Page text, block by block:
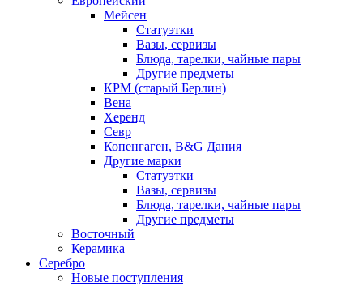
Мейсен
Статуэтки
Вазы, сервизы
Блюда, тарелки, чайные пары
Другие предметы
КРМ (старый Берлин)
Вена
Херенд
Севр
Копенгаген, B&G Дания
Другие марки
Статуэтки
Вазы, сервизы
Блюда, тарелки, чайные пары
Другие предметы
Восточный
Керамика
Серебро
Новые поступления